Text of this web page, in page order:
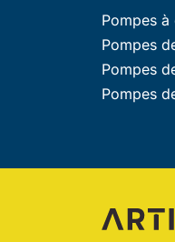
Pompes à
Pompes
Pompes
Pompes